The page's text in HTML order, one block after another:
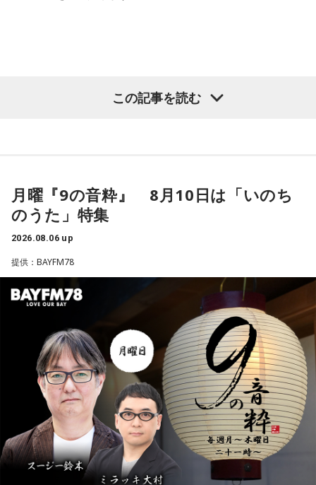
ちを受け入れることをテーマにしています。明るく気分が晴
【DJ中島ヒロト】
柔らかいアレンジで優しい歌声、素敵でした！
が登場します！
コーナーの感想もぜひ送ってくださいね〜お待ちしていま
番組Xに、今日のMUSIC MATEの情報もポストしていますの
でぜひチェックしてください！
Instagramも毎週更新中！
こちらから
うお座のアナタ：お気に入りの音楽で、気持ちをリセットし
てみましょう。
- * - * - * - * - * - * - * - * - * - * - * - * - * - * - * - * - * - * - *
- * - * - * - * - * - * - * - * - * - *
この記事を読む
月曜『9の音粋』 8月10日は「いのち
のうた」特集
2026.08.06 up
提供：BAYFM78